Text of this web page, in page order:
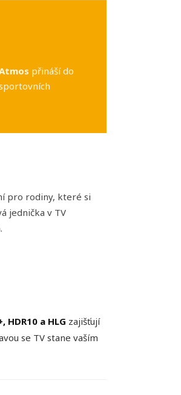
přináší do
pro rodiny, které si
jednička v TV
HDR10 a HLG zajišťují
se TV stane vaším